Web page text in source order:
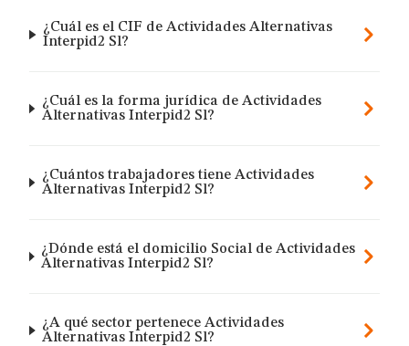
¿Cuál es el CIF de Actividades Alternativas
Interpid2 Sl?
¿Cuál es la forma jurídica de Actividades
Alternativas Interpid2 Sl?
¿Cuántos trabajadores tiene Actividades
Alternativas Interpid2 Sl?
¿Dónde está el domicilio Social de Actividades
Alternativas Interpid2 Sl?
¿A qué sector pertenece Actividades
Alternativas Interpid2 Sl?